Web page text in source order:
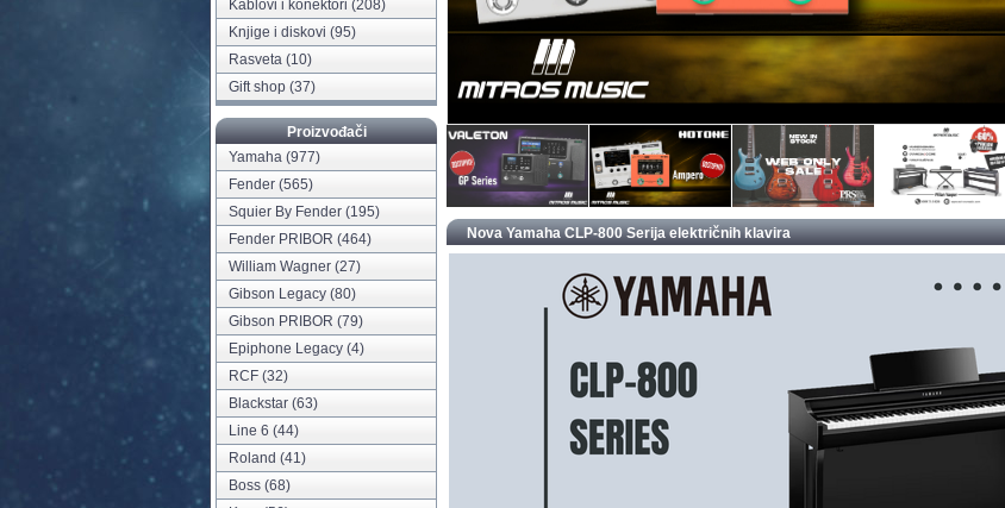
Kablovi i konektori (208)
Knjige i diskovi (95)
Rasveta (10)
Gift shop (37)
Proizvođači
Yamaha (977)
Fender (565)
Squier By Fender (195)
Fender PRIBOR (464)
William Wagner (27)
Gibson Legacy (80)
Gibson PRIBOR (79)
Epiphone Legacy (4)
RCF (32)
Blackstar (63)
Line 6 (44)
Roland (41)
Boss (68)
Nova Yamaha CLP-800 Serija električnih klavira